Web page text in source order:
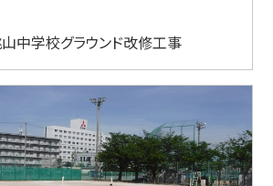
中学校グラウンド改修工事